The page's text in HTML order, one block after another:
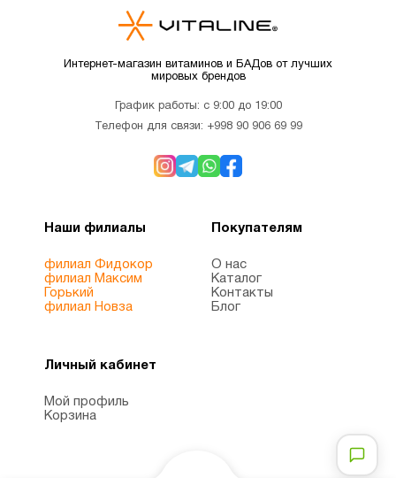
Интернет-магазин витаминов и БАДов от лучших
мировых брендов
График работы: с 9:00 до 19:00
Телефон для связи: +998 90 906 69 99
Наши филиалы
филиал Фидокор
филиал Максим
Горький
филиал Новза
Покупателям
О нас
Каталог
Контакты
Блог
Личный кабинет
Мой профиль
Корзина